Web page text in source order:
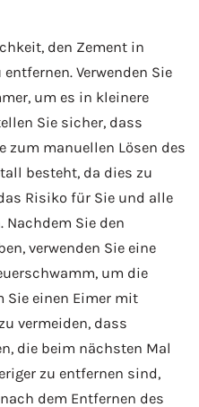
den Zement in
Verwenden Sie
um es in kleinere
Sie sicher, dass
zum manuellen Lösen des
besteht, da dies zu
Risiko für Sie und alle
Nachdem Sie den
verwenden Sie eine
um die
Sie einen Eimer mit
vermeiden, dass
die beim nächsten Mal
zu entfernen sind,
dem Entfernen des